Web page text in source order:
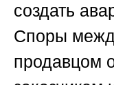
создать
Споры
продавцом